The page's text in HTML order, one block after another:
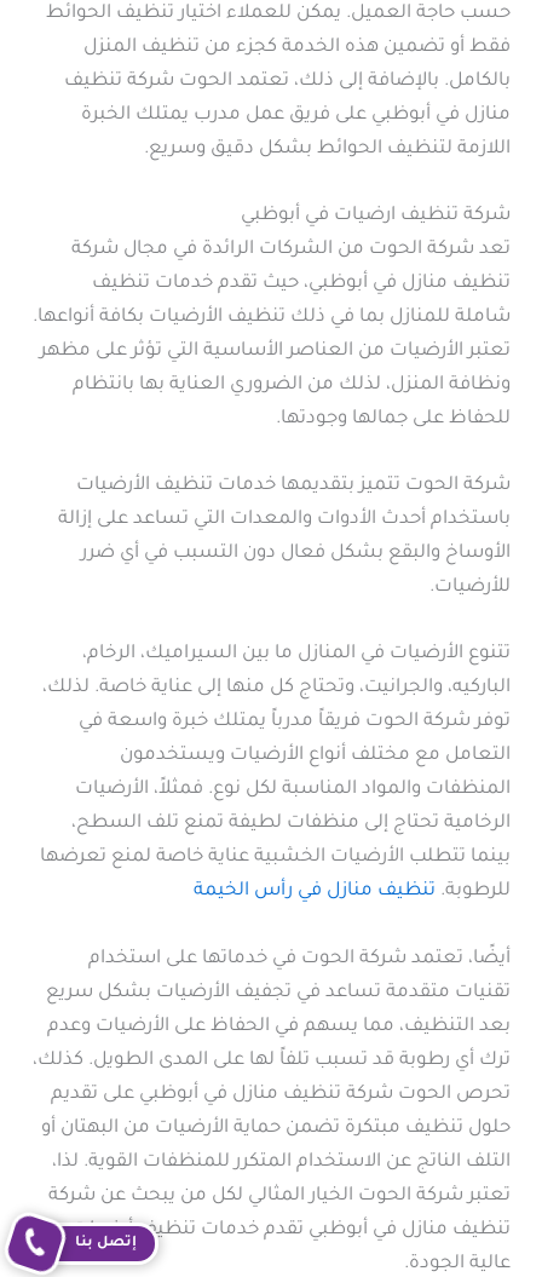
حسب حاجة العميل. يمكن للعملاء اختيار تنظيف الحوائط
فقط أو تضمين هذه الخدمة كجزء من تنظيف المنزل
بالكامل. بالإضافة إلى ذلك، تعتمد الحوت شركة تنظيف
منازل في أبوظبي على فريق عمل مدرب يمتلك الخبرة
اللازمة لتنظيف الحوائط بشكل دقيق وسريع.
شركة تنظيف ارضيات في أبوظبي
تعد شركة الحوت من الشركات الرائدة في مجال شركة
تنظيف منازل في أبوظبي، حيث تقدم خدمات تنظيف
شاملة للمنازل بما في ذلك تنظيف الأرضيات بكافة أنواعها.
تعتبر الأرضيات من العناصر الأساسية التي تؤثر على مظهر
ونظافة المنزل، لذلك من الضروري العناية بها بانتظام
للحفاظ على جمالها وجودتها.
شركة الحوت تتميز بتقديمها خدمات تنظيف الأرضيات
باستخدام أحدث الأدوات والمعدات التي تساعد على إزالة
الأوساخ والبقع بشكل فعال دون التسبب في أي ضرر
للأرضيات.
تتنوع الأرضيات في المنازل ما بين السيراميك، الرخام،
الباركيه، والجرانيت، وتحتاج كل منها إلى عناية خاصة. لذلك،
توفر شركة الحوت فريقاً مدرباً يمتلك خبرة واسعة في
التعامل مع مختلف أنواع الأرضيات ويستخدمون
المنظفات والمواد المناسبة لكل نوع. فمثلاً، الأرضيات
الرخامية تحتاج إلى منظفات لطيفة تمنع تلف السطح،
بينما تتطلب الأرضيات الخشبية عناية خاصة لمنع تعرضها
للرطوبة. تنظيف منازل في رأس الخيمة
أيضًا، تعتمد شركة الحوت في خدماتها على استخدام
تقنيات متقدمة تساعد في تجفيف الأرضيات بشكل سريع
بعد التنظيف، مما يسهم في الحفاظ على الأرضيات وعدم
ترك أي رطوبة قد تسبب تلفاً لها على المدى الطويل. كذلك،
تحرص الحوت شركة تنظيف منازل في أبوظبي على تقديم
حلول تنظيف مبتكرة تضمن حماية الأرضيات من البهتان أو
التلف الناتج عن الاستخدام المتكرر للمنظفات القوية. لذا،
تعتبر شركة الحوت الخيار المثالي لكل من يبحث عن شركة
تنظيف منازل في أبوظبي تقدم خدمات تنظيف أرضيات
عالية الجودة.
إتصل بنا